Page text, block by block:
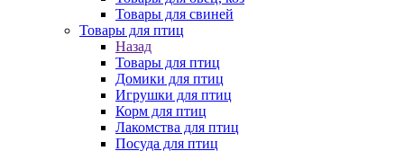
Товары для свиней
Товары для птиц
Назад
Товары для птиц
Домики для птиц
Игрушки для птиц
Корм для птиц
Лакомства для птиц
Посуда для птиц